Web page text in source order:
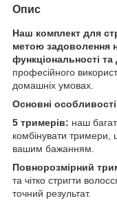
Опис
Наш комплект для
метою задоволення
функціональності та
професійного
домашніх умовах.
Основні
5 тримерів: наш
комбінувати тримери,
вашим бажанням.
Повнорозмірний
та чітко стригти
точний результат.